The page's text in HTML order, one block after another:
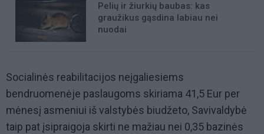
Pelių ir žiurkių baubas: kas
graužikus gąsdina labiau nei
nuodai
Socialinės reabilitacijos neįgaliesiems
bendruomenėje paslaugoms skiriama 41,5 Eur per
mėnesį asmeniui iš valstybės biudžeto, Savivaldybė
taip pat įsipraigoja skirti ne mažiau nei 0,35 bazinės